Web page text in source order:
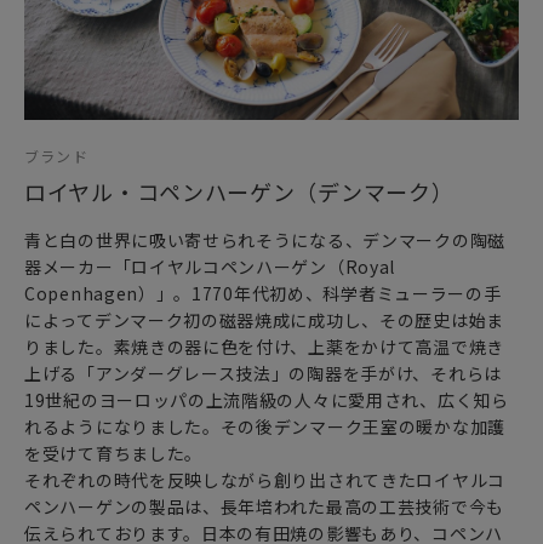
ブランド
ロイヤル・コペンハーゲン（デンマーク）
青と白の世界に吸い寄せられそうになる、デンマークの陶磁
器メーカー「ロイヤルコペンハーゲン（Royal
Copenhagen）」。1770年代初め、科学者ミューラーの手
によってデンマーク初の磁器焼成に成功し、その歴史は始ま
りました。素焼きの器に色を付け、上薬をかけて高温で焼き
上げる「アンダーグレース技法」の陶器を手がけ、それらは
19世紀のヨーロッパの上流階級の人々に愛用され、広く知ら
れるようになりました。その後デンマーク王室の暖かな加護
を受けて育ちました。
それぞれの時代を反映しながら創り出されてきたロイヤルコ
ペンハーゲンの製品は、長年培われた最高の工芸技術で今も
伝えられております。日本の有田焼の影響もあり、コペンハ